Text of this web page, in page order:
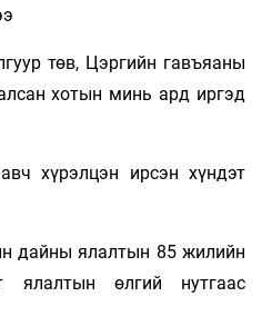
төв, Цэргийн гавъяаны
хотын минь ард иргэд
хүрэлцэн ирсэн хүндэт
дайны ялалтын 85 жилийн
ялалтын өлгий нутгаас